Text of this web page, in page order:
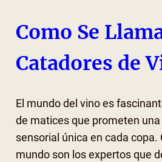
Como Se
Catadores de
El mundo del vino es
de matices que prometen
sensorial única en cada copa.
mundo son los expertos que